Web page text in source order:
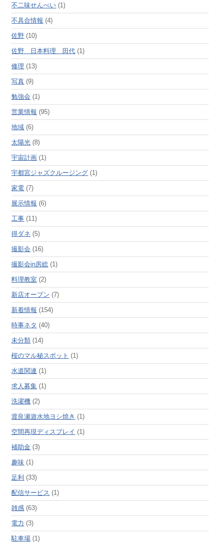
不二味せんべい (1)
不具合情報 (4)
佐野 (10)
佐野 日本料理 田代 (1)
修理 (13)
写真 (9)
勉強会 (1)
営業情報 (95)
地域 (6)
太陽光 (8)
宇宙計画 (1)
宇都宮ジャズクルージング (1)
家電 (7)
展示情報 (6)
工事 (11)
得ダネ (5)
撮影会 (16)
撮影会in房総 (1)
料理教室 (2)
新店オープン (7)
新着情報 (154)
時事ネタ (40)
未分類 (14)
桜のマル秘スポット (1)
水道関連 (1)
求人募集 (1)
洗濯機 (2)
渡良瀬遊水地ヨシ焼き (1)
空間再現ディスプレイ (1)
補助金 (3)
趣味 (1)
足利 (33)
配信サービス (1)
雑感 (63)
電力 (3)
駐車場 (1)